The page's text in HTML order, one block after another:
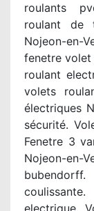
roulants
roulant de
Nojeon-en-
fenetre
roulant
volets
électriques
sécurité.
Fenetre 3
Nojeon-
electrique.